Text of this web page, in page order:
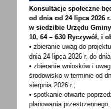
Konsultacje społeczne
od dnia od 24 lipca 2026
w siedzibie Urzędu Gminy
10, 64 – 630 Ryczywół, i
• zbieranie uwag do
dnia 24 lipca 2026 r. do
• zbieranie wniosków i
środowisko w terminie od
sierpnia 2026 r.;
• spotkanie otwarte
planowania